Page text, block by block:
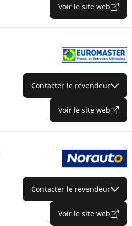
Voir le site web
Contacter le revendeur
Voir le site web
Contacter le revendeur
Voir le site web